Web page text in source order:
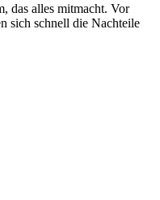
das alles mitmacht. Vor
sich schnell die Nachteile